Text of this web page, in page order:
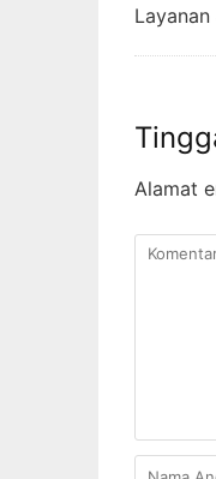
Alamat